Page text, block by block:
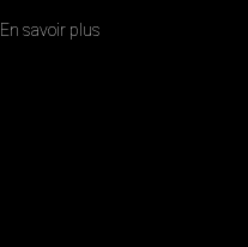
En savoir plus